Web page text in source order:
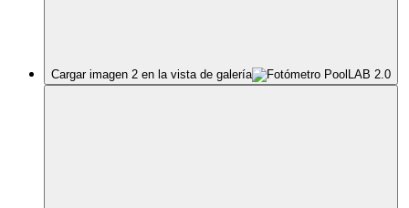
Cargar imagen 2 en la vista de galería